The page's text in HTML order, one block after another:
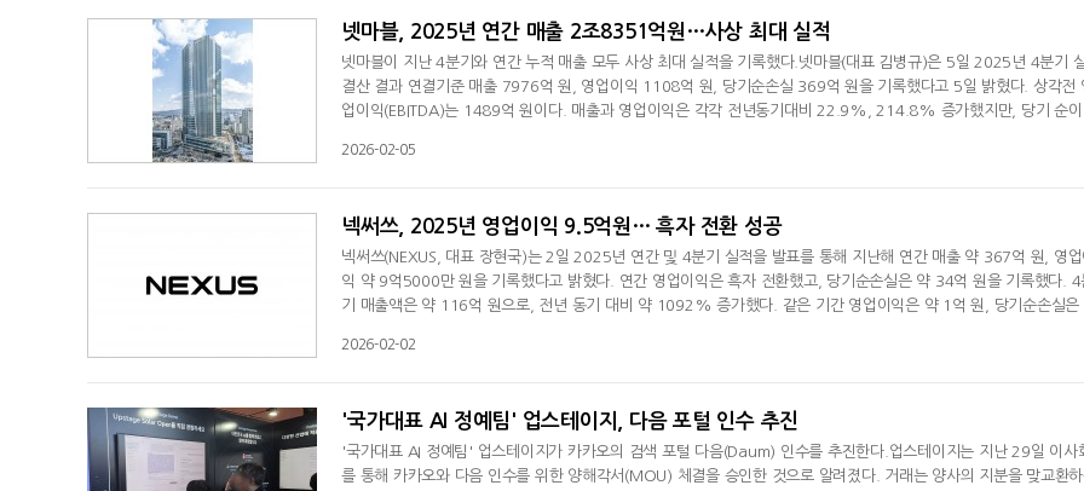
넷마블, 2025년 연간 매출 2조8351억원…사상 최대 실적
넷마블이 지난 4분기와 연간 누적 매출 모두 사상 최대 실적을 기록했다.넷마블(대표 김병규)은 5일 2025년 4분기
결산 결과 연결기준 매출 7976억 원, 영업이익 1108억 원, 당기순손실 369억 원을 기록했다고 5일 밝혔다. 상각전
업이익(EBITDA)는 1489억 원이다. 매출과 영업이익은 각각 전년동기대비 22.9%, 214.8% 증가했지만, 당기 순이
당기순이익은 2451억 원으로 집계됐다. 2025년 누적 매출에서 해외 시장 매출 비중은 73%를 달성했다.4분기 해외
2026-02-05
넥써쓰, 2025년 영업이익 9.5억원… 흑자 전환 성공
넥써쓰(NEXUS, 대표 장현국)는 2일 2025년 연간 및 4분기 실적을 발표를 통해 지난해 연간 매출 약 367억 원, 영업
익 약 9억5000만 원을 기록했다고 밝혔다. 연간 영업이익은 흑자 전환했고, 당기순손실은 약 34억 원을 기록했다. 4
기 매출액은 약 116억 원으로, 전년 동기 대비 약 1092% 증가했다. 같은 기간 영업이익은 약 1억 원, 당기순손실은
골든에이지 온 크로쓰' 등 다양한 타이틀을 온보딩하며 서비스 안정화와 글로벌 운영 체계를 갖췄다. 또한 AI 기반 게임
2026-02-02
'국가대표 AI 정예팀' 업스테이지, 다음 포털 인수 추진
'국가대표 AI 정예팀' 업스테이지가 카카오의 검색 포털 다음(Daum) 인수를 추진한다.업스테이지는 지난 29일 이사
를 통해 카카오와 다음 인수를 위한 양해각서(MOU) 체결을 승인한 것으로 알려졌다. 거래는 양사의 지분을 맞교환